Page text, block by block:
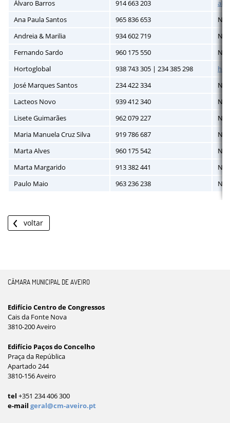
Álvaro Barros
914 663 203
Ana Paula Santos
965 836 653
N/A
Andreia & Marilia
934 602 719
N/A
Fernando Sardo
960 175 550
N/A
Hortoglobal
938 743 305 | 234 385 298
José Marques Santos
234 422 334
N/A
Lacteos Novo
939 412 340
N/A
Lisete Guimarães
962 079 227
N/A
Maria Manuela Cruz Silva
919 786 687
N/A
Marta Alves
960 175 542
N/A
Marta Margarido
913 382 441
N/A
Paulo Maio
963 236 238 N/A
voltar
CÂMARA MUNICIPAL DE AVEIRO
Edifício Centro de Congressos
Cais da Fonte Nova
3810-200 Aveiro
Edifício Paços do Concelho
Praça da República
Apartado 244
3810-156 Aveiro
tel +351 234 406 300
e-mail geral@cm-aveiro.pt